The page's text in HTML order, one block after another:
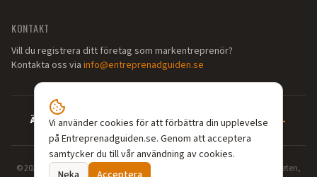
KONTAKT
Vill du registrera ditt företag som markentreprenör?
Kontakta oss via info@entreprenadguiden.se
Är du markentreprenör?—Syns där dina kunder söker →
©2026
Entreprenadguiden.se — Din guide till markentreprenörer. Grävarbeten,
Vi använder cookies för att förbättra din upplevelse
på Entreprenadguiden.se. Genom att acceptera
samtycker du till vår användning av cookies.